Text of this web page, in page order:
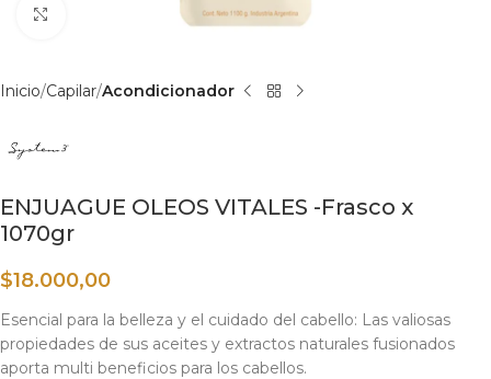
Haga clic para ampliar
Inicio Capilar Acondicionador
ENJUAGUE OLEOS VITALES -Frasco x
1070gr
$18.000,00
Esencial para la belleza y el cuidado del cabello: Las valiosas
propiedades de sus aceites y extractos naturales fusionados
aporta multi beneficios para los cabellos.